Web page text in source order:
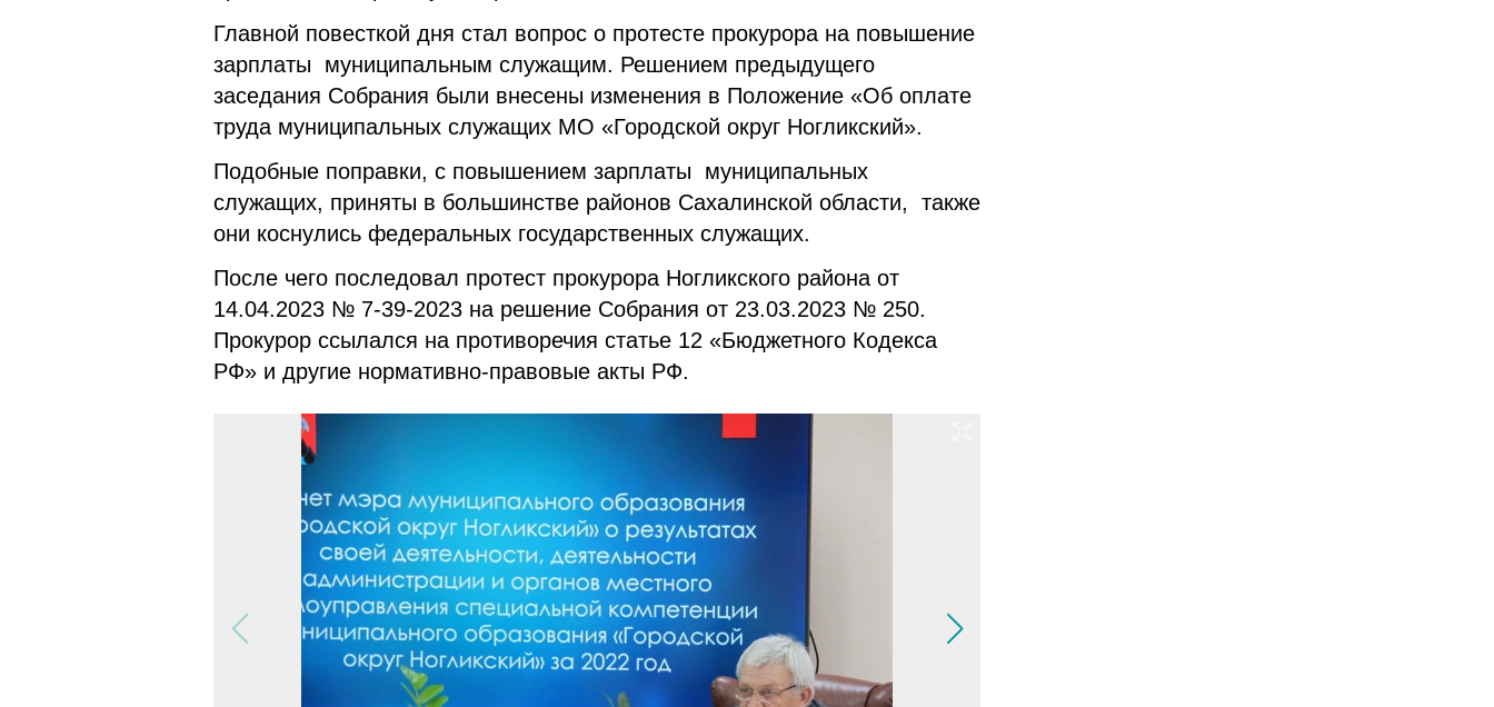
Главной повесткой дня стал вопрос о протесте прокурора на повышение
зарплаты муниципальным служащим. Решением предыдущего
заседания Собрания были внесены изменения в Положение «Об оплате
труда муниципальных служащих МО «Городской округ Ногликский».
Подобные поправки, с повышением зарплаты муниципальных
служащих, приняты в большинстве районов Сахалинской области, также
они коснулись федеральных государственных служащих.
После чего последовал протест прокурора Ногликского района от
14.04.2023 № 7-39-2023 на решение Собрания от 23.03.2023 № 250.
Прокурор ссылался на противоречия статье 12 «Бюджетного Кодекса
РФ» и другие нормативно-правовые акты РФ.